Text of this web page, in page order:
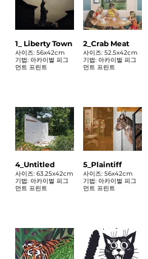
1_ Liberty Town
사이즈: 56x42cm
기법: 아카이벌 피그
먼트 프린트
2_Crab Meat
사이즈: 52.5x42cm
기법: 아카이벌 피그
먼트 프린트
4_Untitled
사이즈: 63.25x42cm
기법: 아카이벌 피그
먼트 프린트
5_Plaintiff
사이즈: 56x42cm
기법: 아카이벌 피그
먼트 프린트